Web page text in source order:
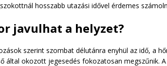
hosszabb utazási idővel érdemes
javulhat a helyzet?
szerint szombat délutánra enyhül az idő, a
által okozott jegesedés fokozatosan megszűnik.